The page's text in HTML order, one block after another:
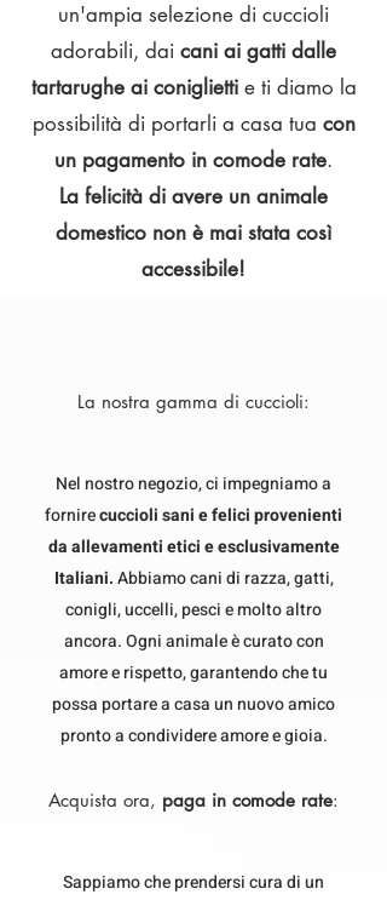
un'ampia selezione di cuccioli
adorabili, dai cani ai gatti dalle
tartarughe ai coniglietti e ti diamo la
possibilità di portarli a casa tua con
un pagamento in comode rate.
La felicità di avere un animale
domestico non è mai stata così
accessibile!
La nostra gamma di cuccioli:
Nel nostro negozio, ci impegniamo a
fornirecuccioli sani e felici provenienti
da allevamenti etici e esclusivamente
Italiani.Abbiamo cani di razza, gatti,
conigli, uccelli, pesci emolto altro
ancora. Ogni animale è curato con
amore e rispetto, garantendo che tu
possa portare a casa un nuovo amico
pronto a condividere amore e gioia.
Acquista ora, paga in comode rate:
Sappiamo che prendersi cura di un